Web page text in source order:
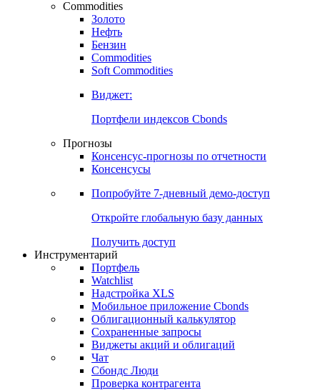
Commodities
Золото
Нефть
Бензин
Commodities
Soft Commodities
Виджет:
Портфели индексов Cbonds
Прогнозы
Консенсус-прогнозы по отчетности
Консенсусы
Попробуйте 7-дневный демо-доступ
Откройте глобальную базу данных
Получить доступ
Инструментарий
Портфель
Watchlist
Надстройка XLS
Мобильное приложение Cbonds
Облигационный калькулятор
Сохраненные запросы
Виджеты акций и облигаций
Чат
Сбондс Люди
Проверка контрагента